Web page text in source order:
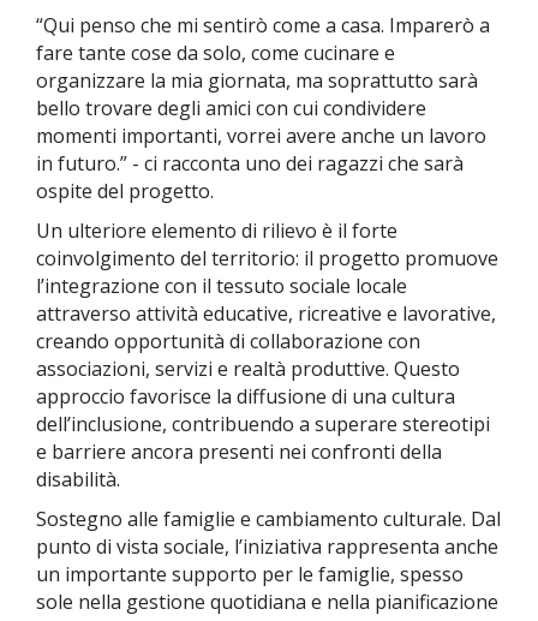
“Qui penso che mi sentirò come a casa. Imparerò a
fare tante cose da solo, come cucinare e
organizzare la mia giornata, ma soprattutto sarà
bello trovare degli amici con cui condividere
momenti importanti, vorrei avere anche un lavoro
in futuro.” - ci racconta uno dei ragazzi che sarà
ospite del progetto.
Un ulteriore elemento di rilievo è il forte
coinvolgimento del territorio: il progetto promuove
l’integrazione con il tessuto sociale locale
attraverso attività educative, ricreative e lavorative,
creando opportunità di collaborazione con
associazioni, servizi e realtà produttive. Questo
approccio favorisce la diffusione di una cultura
dell’inclusione, contribuendo a superare stereotipi
e barriere ancora presenti nei confronti della
disabilità.
Sostegno alle famiglie e cambiamento culturale. Dal
punto di vista sociale, l’iniziativa rappresenta anche
un importante supporto per le famiglie, spesso
sole nella gestione quotidiana e nella pianificazione